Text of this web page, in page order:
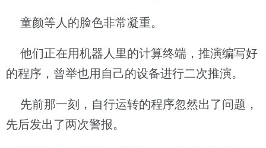
童颜等人的脸色非常凝重。
他们正在用机器人里的计算终端，推演编写好
的程序，曾举也用自己的设备进行二次推演。
先前那一刻，自行运转的程序忽然出了问题，
先后发出了两次警报。